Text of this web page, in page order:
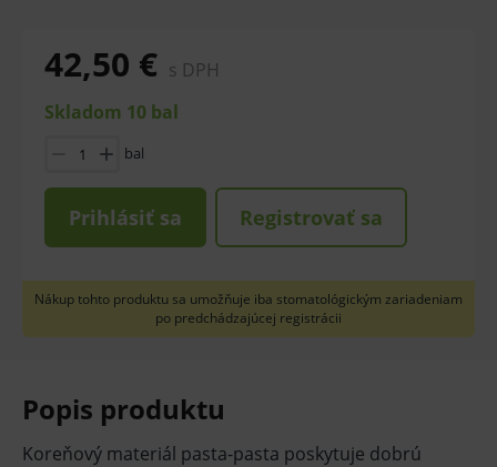
42,50 € s DPH
Skladom 10 bal
bal
Prihlásiť sa Registrovať sa
Nákup tohto produktu sa umožňuje iba stomatológickým zariadeniam
po predchádzajúcej registrácii
Popis produktu
Koreňový materiál pasta-pasta poskytuje dobrú